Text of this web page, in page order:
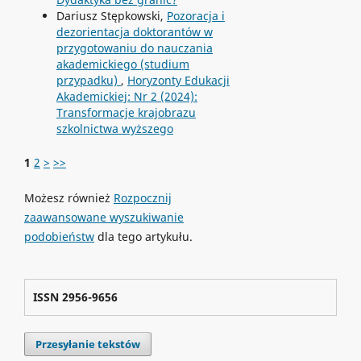
Dariusz Stępkowski, Pozoracja i
dezorientacja doktorantów w
przygotowaniu do nauczania
akademickiego (studium
przypadku) , Horyzonty Edukacji
Akademickiej: Nr 2 (2024):
Transformacje krajobrazu
szkolnictwa wyższego
1 2 > >>
Możesz również Rozpocznij
zaawansowane wyszukiwanie
podobieństwdla tego artykułu.
ISSN 2956-9656
Przesyłanie tekstów